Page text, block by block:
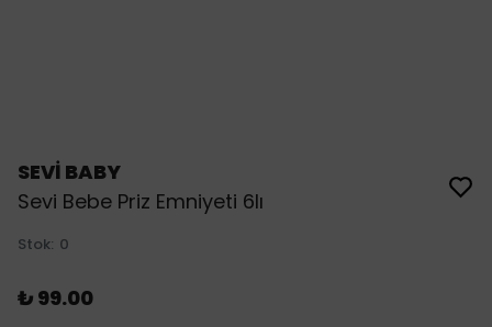
SEVİ BABY
Sevi Bebe Priz Emniyeti 6lı
Stok: 0
₺ 99.00